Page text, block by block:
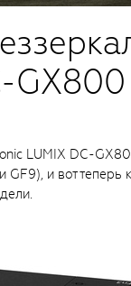
GX800
LUMIX DC-
и вот теперь